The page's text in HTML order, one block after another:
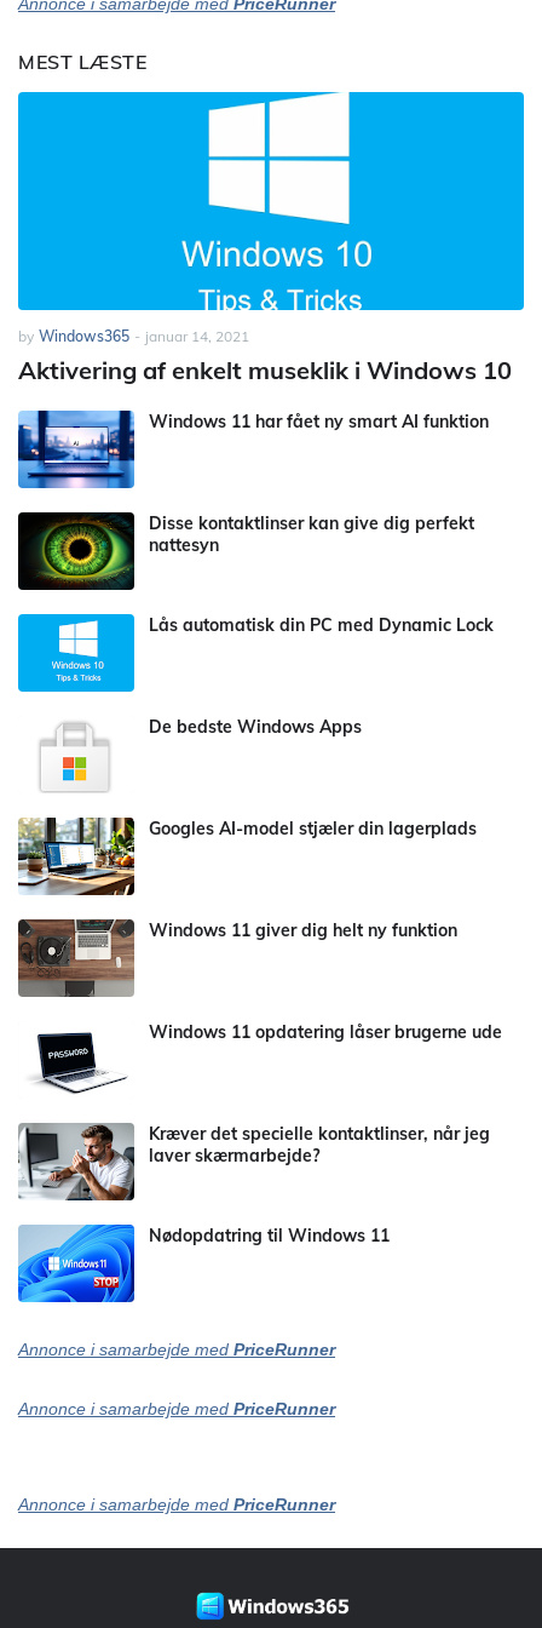
MEST LÆSTE
by Windows365 - januar 14, 2021
Aktivering af enkelt museklik i Windows 10
Windows 11 har fået ny smart AI funktion
Disse kontaktlinser kan give dig perfekt
nattesyn
Lås automatisk din PC med Dynamic Lock
De bedste Windows Apps
Googles AI-model stjæler din lagerplads
Windows 11 giver dig helt ny funktion
Windows 11 opdatering låser brugerne ude
Kræver det specielle kontaktlinser, når jeg
laver skærmarbejde?
Nødopdatring til Windows 11
Annonce i samarbejde med PriceRunner
Annonce i samarbejde med PriceRunner
Annonce i samarbejde med PriceRunner